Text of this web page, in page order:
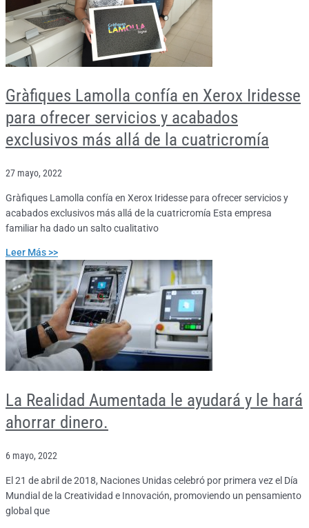
Gràfiques Lamolla confía en Xerox Iridesse
para ofrecer servicios y acabados
exclusivos más allá de la cuatricromía
27 mayo, 2022
Gràfiques Lamolla confía en Xerox Iridesse para ofrecer servicios y
acabados exclusivos más allá de la cuatricromía Esta empresa
familiar ha dado un salto cualitativo
Leer Más >>
La Realidad Aumentada le ayudará y le hará
ahorrar dinero.
6 mayo, 2022
El 21 de abril de 2018, Naciones Unidas celebró por primera vez el Día
Mundial de la Creatividad e Innovación, promoviendo un pensamiento
global que